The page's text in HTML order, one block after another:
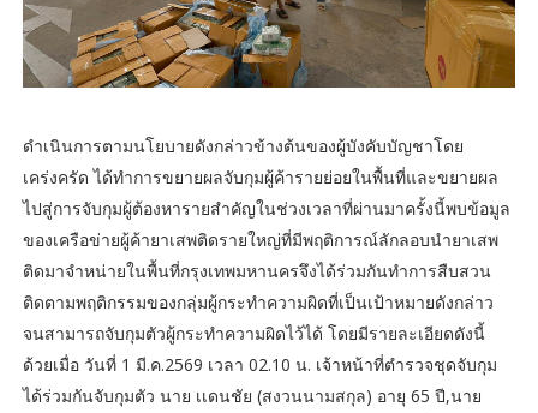
ดำเนินการตามนโยบายดังกล่าวข้างต้นของผู้บังคับบัญชาโดย
เคร่งครัด ได้ทำการขยายผลจับกุมผู้ค้ารายย่อยในพื้นที่และขยายผล
ไปสู่การจับกุมผู้ต้องหารายสำคัญในช่วงเวลาที่ผ่านมาครั้งนี้พบข้อมูล
ของเครือข่ายผู้ค้ายาเสพติดรายใหญ่ที่มีพฤติการณ์ลักลอบนำยาเสพ
ติดมาจำหน่ายในพื้นที่กรุงเทพมหานครจึงได้ร่วมกันทำการสืบสวน
ติดตามพฤติกรรมของกลุ่มผู้กระทำความผิดที่เป็นเป้าหมายดังกล่าว
จนสามารถจับกุมตัวผู้กระทำความผิดไว้ได้ โดยมีรายละเอียดดังนี้
ด้วยเมื่อ วันที่ 1 มี.ค.2569 เวลา 02.10 น. เจ้าหน้าที่ตำรวจชุดจับกุม
ได้ร่วมกันจับกุมตัว นาย เเดนชัย (สงวนนามสกุล) อายุ 65 ปี,นาย